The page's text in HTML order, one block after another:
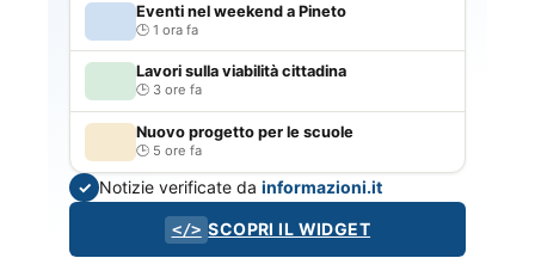
Eventi nel weekend a Pineto
1 ora fa
Lavori sulla viabilità cittadina
3 ore fa
Nuovo progetto per le scuole
5 ore fa
✓ Notizie verificate dainformazioni.it
</> SCOPRI IL WIDGET